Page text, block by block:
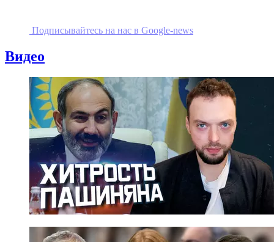
Подписывайтесь на наc в Google-news
Видео